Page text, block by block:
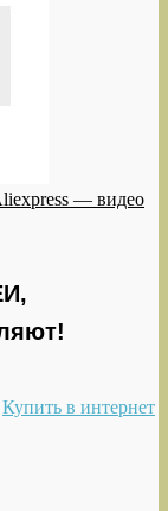
— видео
Купить в интернет